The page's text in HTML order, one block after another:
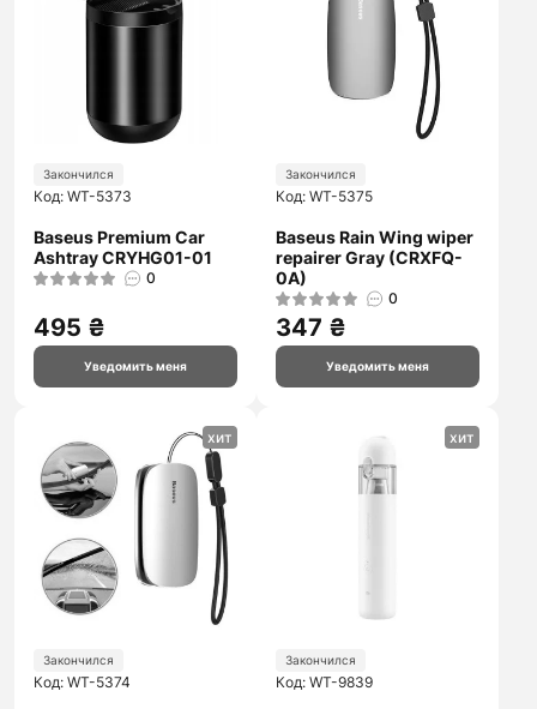
Закончился
Код: WT-5373
Baseus Premium Car
Ashtray CRYHG01-01
0
495 ₴
Уведомить меня
Закончился
Код: WT-5375
Baseus Rain Wing wiper
repairer Gray (CRXFQ-
0A)
0
347 ₴
Уведомить меня
хит
Закончился
Код: WT-5374
хит
Закончился
Код: WT-9839